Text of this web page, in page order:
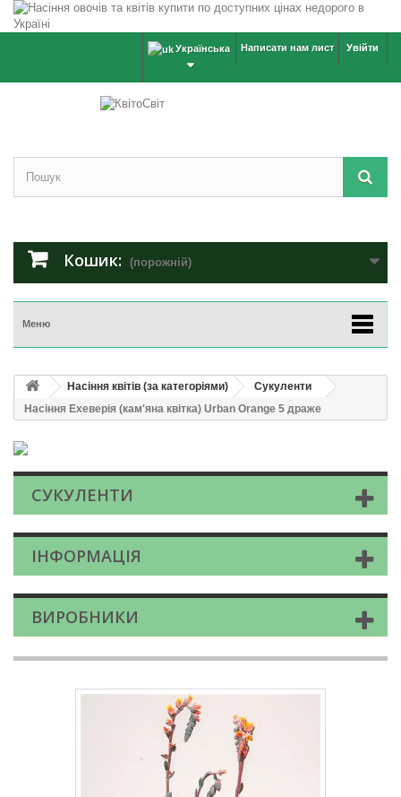
Увійти
Написати нам лист
Українська
Кошик: (порожній)
Меню
Насіння квітів (за категоріями)
Сукуленти
Насіння Ехеверія (кам'яна квітка) Urban Orange 5 драже
СУКУЛЕНТИ
ІНФОРМАЦІЯ
ВИРОБНИКИ